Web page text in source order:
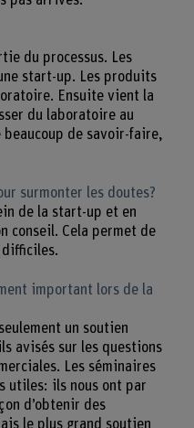
du processus. Les
start-up. Les produits
Ensuite vient la
du laboratoire au
beaucoup de savoir-faire,
surmonter les doutes?
de la start-up et en
conseil. Cela permet de
difficiles.
important lors de la
un soutien
avisés sur les questions
Les séminaires
utiles: ils nous ont par
d’obtenir des
le plus grand soutien